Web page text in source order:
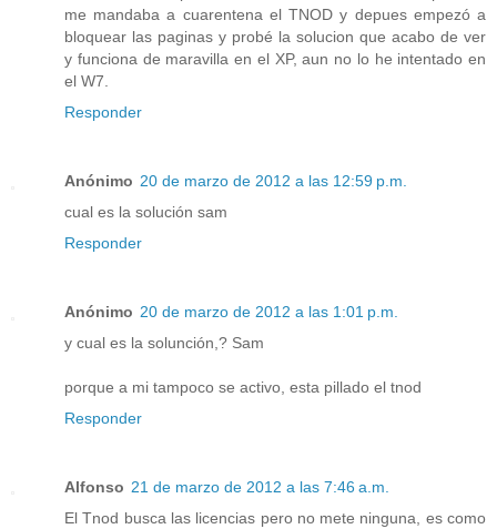
me mandaba a cuarentena el TNOD y depues empezó a
bloquear las paginas y probé la solucion que acabo de ver
y funciona de maravilla en el XP, aun no lo he intentado en
el W7.
Responder
Anónimo 20 de marzo de 2012 a las 12:59 p.m.
cual es la solución sam
Responder
Anónimo 20 de marzo de 2012 a las 1:01 p.m.
y cual es la solunción,? Sam
porque a mi tampoco se activo, esta pillado el tnod
Responder
Alfonso 21 de marzo de 2012 a las 7:46 a.m.
El Tnod busca las licencias pero no mete ninguna, es como